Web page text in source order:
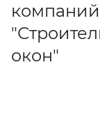
компаний
окон"